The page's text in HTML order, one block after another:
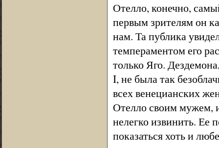
Отелло, конечно,
первым зрителям он
нам. Та публика
темпераментом его
только Яго.
I, не была так
всех венецианских
Отелло своим мужем,
нелегко извинить.
показаться хоть и